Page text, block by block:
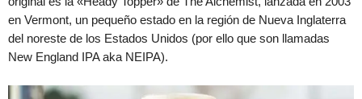
en Vermont, un pequeño estado en la región de Nueva Inglaterra
del noreste de los Estados Unidos (por ello que son llamadas
New England IPA aka NEIPA).